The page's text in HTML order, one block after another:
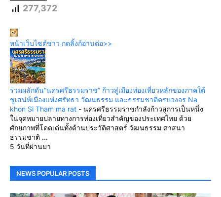
277,372
หน้าเว็บไซต์ข่าว กดลิ้งก์อ่านต่อ>>
ร่วมผลักดัน“นครศรีธรรมราช” ก้าวสู่เมืองท่องเที่ยวหลักของภาคใต้
ชูเสน่ห์เมืองแห่งศรัทธา วัฒนธรรม และธรรมชาติครบวงจร Na
khon Si Tham ma rat - นครศรีธรรมราชกำลังก้าวสู่การเป็นหนึ่ง
ในจุดหมายปลายทางการท่องเที่ยวสำคัญของประเทศไทย ด้วย
ศักยภาพที่โดดเด่นทั้งด้านประวัติศาสตร์ วัฒนธรรม ศาสนา
ธรรมชาติ ...
5 วันที่ผ่านมา
NEWS POPULAR POSTS